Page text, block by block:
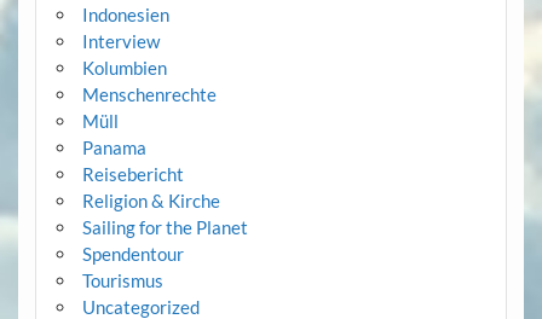
Indonesien
Interview
Kolumbien
Menschenrechte
Müll
Panama
Reisebericht
Religion & Kirche
Sailing for the Planet
Spendentour
Tourismus
Uncategorized